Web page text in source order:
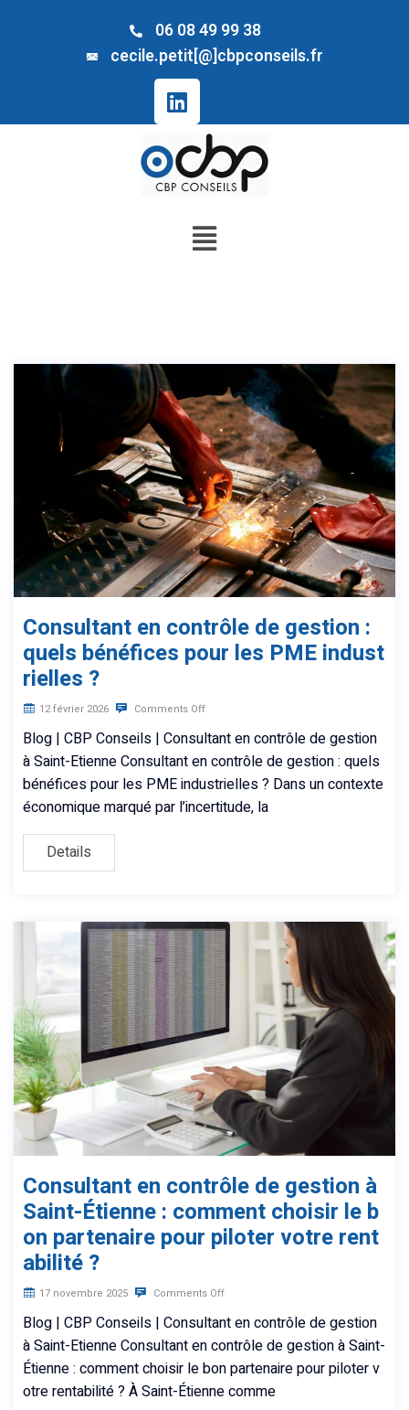
06 08 49 99 38
cecile.petit[@]cbpconseils.fr
Consultant en contrôle de gestion :
quels bénéfices pour les PME indust
rielles ?
12 février 2026 Comments Off
Blog | CBP Conseils | Consultant en contrôle de gestion
à Saint-Etienne Consultant en contrôle de gestion : quels
bénéfices pour les PME industrielles ? Dans un contexte
économique marqué par l’incertitude, la
Details
Consultant en contrôle de gestion à
Saint-Étienne : comment choisir le b
on partenaire pour piloter votre rent
abilité ?
17 novembre 2025 Comments Off
Blog | CBP Conseils | Consultant en contrôle de gestion
à Saint-Etienne Consultant en contrôle de gestion à Saint-
Étienne : comment choisir le bon partenaire pour piloter v
otre rentabilité ? À Saint-Étienne comme